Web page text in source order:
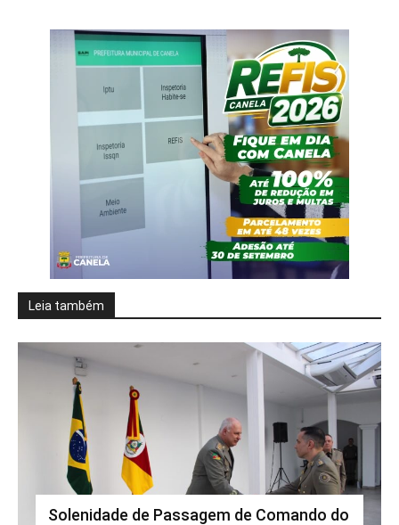
Leia também
Solenidade de Passagem de Comando do